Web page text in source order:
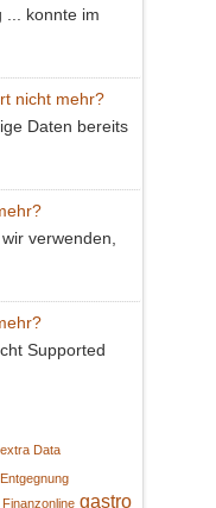
... konnte im
nicht mehr?
Daten bereits
verwenden,
Supported
Data
Entgegnung
Finanzonline gastro